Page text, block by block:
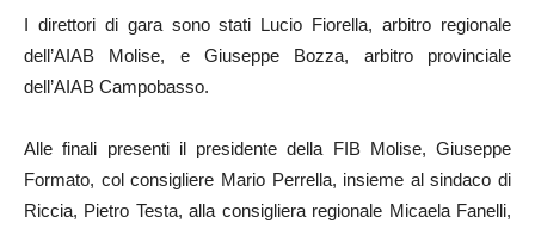
I direttori di gara sono stati Lucio Fiorella, arbitro regionale
dell’AIAB Molise, e Giuseppe Bozza, arbitro provinciale
dell’AIAB Campobasso.
Alle finali presenti il presidente della FIB Molise, Giuseppe
Formato, col consigliere Mario Perrella, insieme al sindaco di
Riccia, Pietro Testa, alla consigliera regionale Micaela Fanelli,